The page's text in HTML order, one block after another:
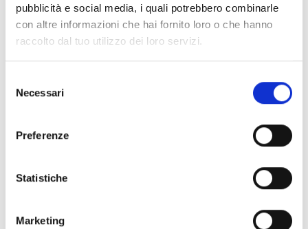
pubblicità e social media, i quali potrebbero combinarle
con altre informazioni che hai fornito loro o che hanno
raccolto dal tuo utilizzo dei loro servizi.
delNecessari
Preferenze
Statistiche
Marketing
Indietro